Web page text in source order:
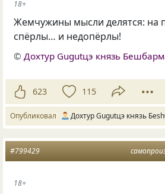
18+
Жемчужины мысли делятся: на
спёрлы… и недопёрлы!
©Дохтур Gugutцэ князь
623 115
Опубликовал Дохтур Gugutцэ князь
#799429
18+